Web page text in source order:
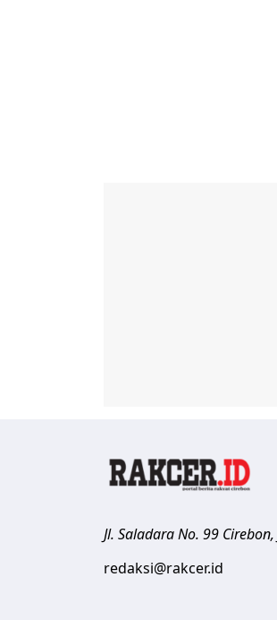
Jl. Saladara No. 99 Cirebon,
redaksi@rakcer.id